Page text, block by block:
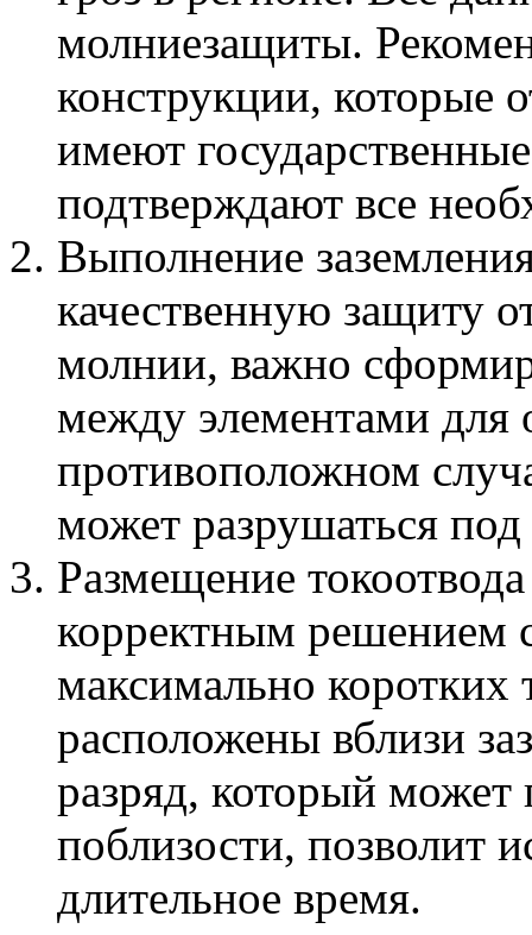
молниезащиты.
конструкции, которые
имеют
подтверждают все
Выполнение
качественную защиту
молнии, важно
между элементами для
противоположном
может разрушаться
Размещение
корректным решением
максимально коротких
расположены вблизи
разряд, который может
поблизости, позволит
длительное время.